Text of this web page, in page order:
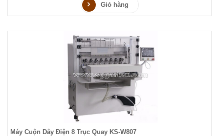
Giỏ hàng
Máy Cuộn Dây Điện 8 Trục Quay KS-W807